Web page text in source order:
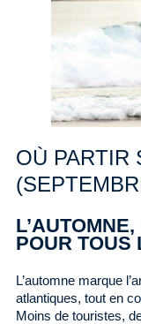
OÙ PARTIR
POUR TOUS
L’automne marque
atlantiques, tout en
Moins de touristes,